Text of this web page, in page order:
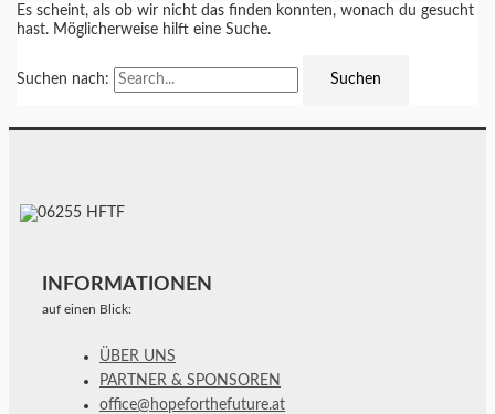
Es scheint, als ob wir nicht das finden konnten, wonach du gesucht
hast. Möglicherweise hilft eine Suche.
Suchen nach:
INFORMATIONEN
auf einen Blick:
ÜBER UNS
PARTNER & SPONSOREN
office@hopeforthefuture.at